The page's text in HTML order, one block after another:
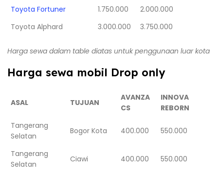
Toyota Fortuner
1.750.000
2.000.000
Toyota Alphard
3.000.000 3.750.000
Harga sewa dalam table diatas untuk penggunaan luar kota
Harga sewa mobil Drop only
ASAL TUJUAN
AVANZA
CS
INNOVA
REBORN
Tangerang
Selatan
Bogor Kota 400.000 550.000
Tangerang
Selatan
Ciawi 400.000 550.000